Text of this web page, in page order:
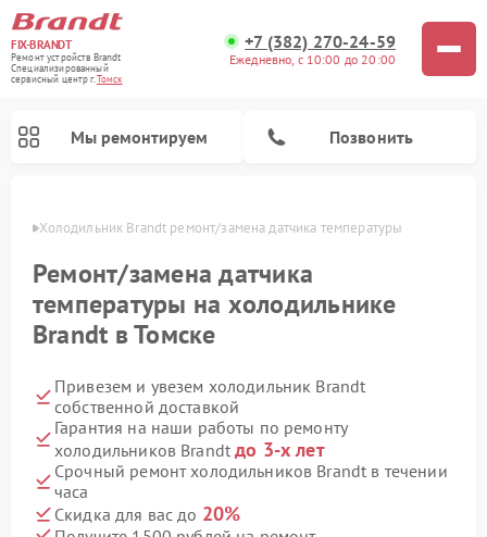
FIX-BRANDT
Ремонт устройств Brandt
Специализированный
cервисный центр г.Томск
+7 (382) 270-24-59
Ежедневно, с 10:00 до 20:00
Мы ремонтируем Позвонить
Холодильник Brandt ремонт/замена датчика температуры
Ремонт/замена датчика
температуры на холодильнике
Brandt в Томске
Привезем и увезем холодильник Brandt
собственной доставкой
Гарантия на наши работы по ремонту
холодильников Brandtдо 3-х лет
Срочный ремонт холодильников Brandt в течении
часа
Скидка для вас до 20%